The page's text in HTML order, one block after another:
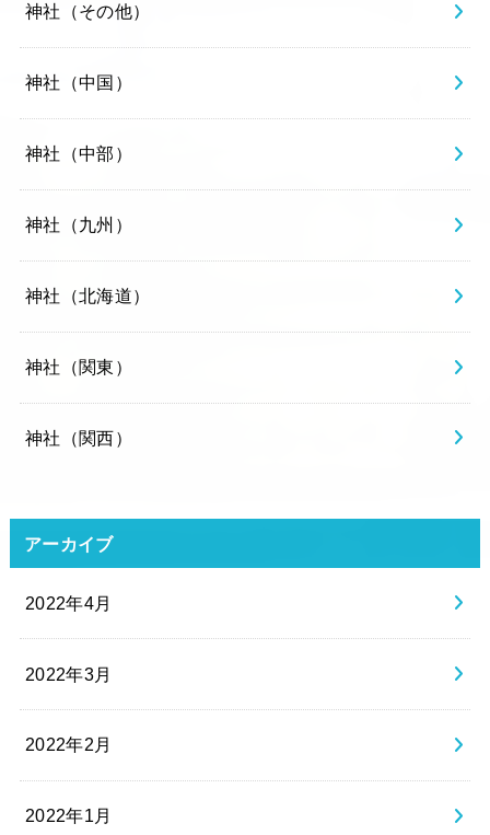
神社（その他）
神社（中国）
神社（中部）
神社（九州）
神社（北海道）
神社（関東）
神社（関西）
アーカイブ
2022年4月
2022年3月
2022年2月
2022年1月